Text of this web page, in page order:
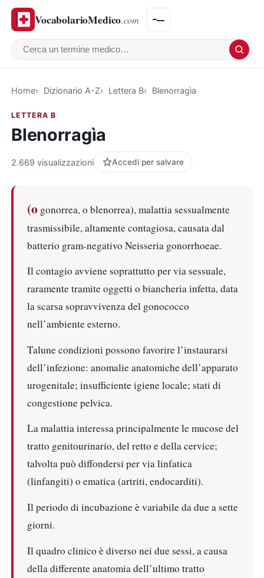
VocabolarioMedico.com
Cerca un termine medico
Home Dizionario A-Z Lettera B Blenorragìa
LETTERA B
Blenorragìa
2.669 visualizzazioni Accedi per salvare
(ogonorrea, o blenorrea), malattia sessualmente
trasmissibile, altamente contagiosa, causata dal
batterio gram-negativo Neisseria gonorrhoeae.
Il contagio avviene soprattutto per via sessuale,
raramente tramite oggetti o biancheria infetta, data
la scarsa sopravvivenza del gonococco
nell’ambiente esterno.
Talune condizioni possono favorire l’instaurarsi
dell’infezione: anomalie anatomiche dell’apparato
urogenitale; insufficiente igiene locale; stati di
congestione pelvica.
La malattia interessa principalmente le mucose del
tratto genitourinario, del retto e della cervice;
talvolta può diffondersi per via linfatica
(linfangiti) o ematica (artriti, endocarditi).
Il periodo di incubazione è variabile da due a sette
giorni.
Il quadro clinico è diverso nei due sessi, a causa
della differente anatomia dell’ultimo tratto